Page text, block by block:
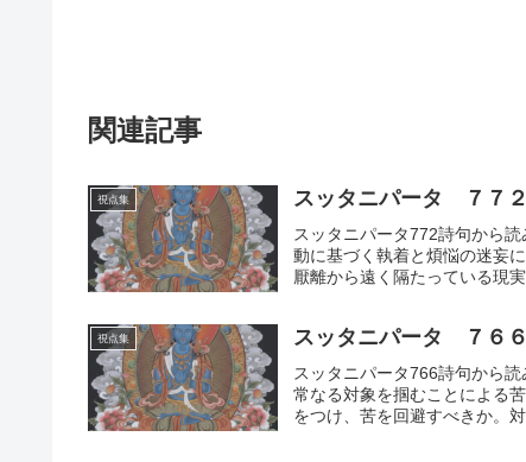
関連記事
視点集 スッタニパータ ７７
スッタニパータ772詩句から
動に基づく執着と煩悩の迷妄
厭離から遠く隔たっている現
視点集 スッタニパータ ７６
スッタニパータ766詩句から
常なる対象を掴むことによる
をつけ、苦を回避すべきか。